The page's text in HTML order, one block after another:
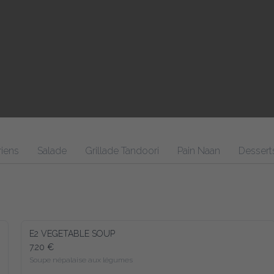
Salade Grillade Tandoori Pain Naan
E2 VEGETABLE SOUP
7.20 €
Soupe népalaise aux légumes